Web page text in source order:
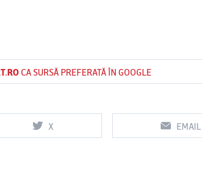
CA SURSĂ PREFERATĂ ÎN GOOGLE
X EMAIL